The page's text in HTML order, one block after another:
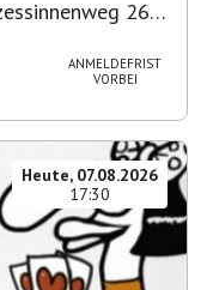
260,
ANMELDEFRIST
VORBEI
Heute, 07.08.2026
17:30